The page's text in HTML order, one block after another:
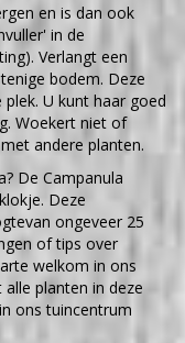
en is dan ook
in de
Verlangt een
bodem. Deze
U kunt haar goed
Woekert niet of
andere planten.
De Campanula
Deze
ongeveer 25
of tips over
welkom in ons
planten in deze
ons tuincentrum